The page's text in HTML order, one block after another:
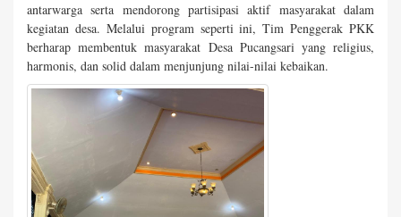
antarwarga serta mendorong partisipasi aktif masyarakat dalam
kegiatan desa. Melalui program seperti ini, Tim Penggerak PKK
berharap membentuk masyarakat Desa Pucangsari yang religius,
harmonis, dan solid dalam menjunjung nilai-nilai kebaikan.